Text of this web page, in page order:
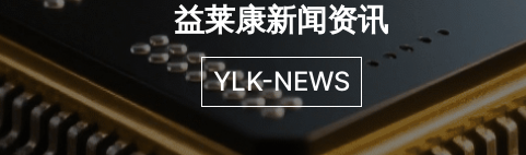
益莱康新闻资讯
YLK-NEWS